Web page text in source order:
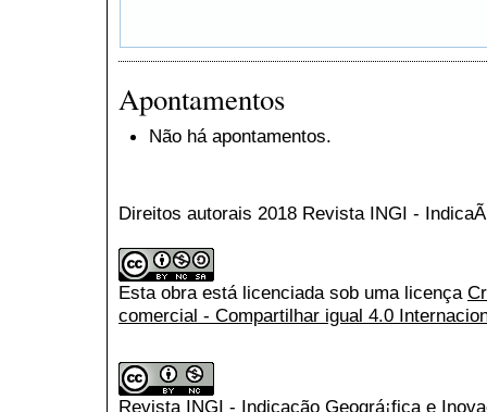
Apontamentos
Não há apontamentos.
Direitos autorais 2018 Revista INGI -
Esta obra está licenciada sob uma licença
comercial - Compartilhar igual 4.0
Revista INGI - Indicação Geográ¡fica e